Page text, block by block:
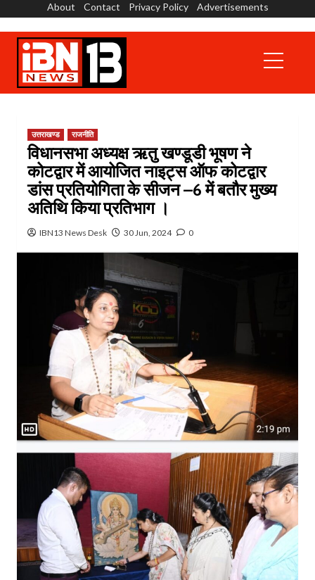
content
About Contact Privacy Policy Advertisements
Menu
उत्तराखण्ड राजनीति
विधानसभा अध्यक्ष ऋतु खण्डूडी भूषण ने
कोटद्वार में आयोजित नाइट्स ऑफ कोटद्वार
डांस प्रतियोगिता के सीजन –6 में बतौर मुख्य
अतिथि किया प्रतिभाग ।
IBN13 News Desk 30 Jun, 2024 0